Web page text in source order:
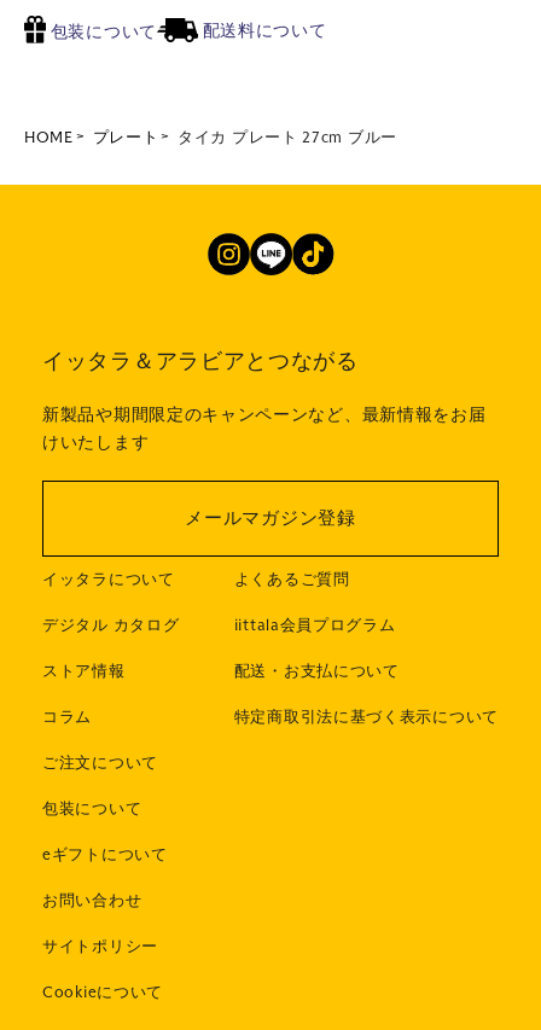
包装について 配送料について
HOME プレート タイカ プレート 27cm ブルー
イッタラ＆アラビアとつながる
新製品や期間限定のキャンペーンなど、最新情報をお届
けいたします
メールマガジン登録
イッタラについて
デジタル カタログ
ストア情報
コラム
ご注文について
包装について
eギフトについて
よくあるご質問
iittala会員プログラム
配送・お支払について
特定商取引法に基づく表示について
お問い合わせ
サイトポリシー
Cookieについて